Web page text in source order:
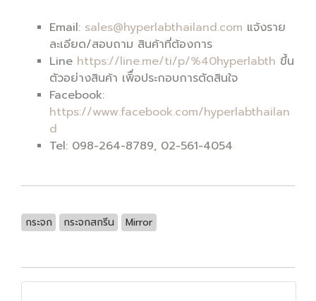
Email: sales@hyperlabthailand.com แจ้งราย
ละเอียด/สอบถาม สินค้าที่ต้องการ
Line https://line.me/ti/p/%40hyperlabth ขึ้น
ตัวอย่างสินค้า เพิื่อประกอบการตัดสินใจ
Facebook:
https://www.facebook.com/hyperlabthailan
d
Tel: 098-264-8789, 02-561-4054
กระจก กระจกสกรีน Mirror